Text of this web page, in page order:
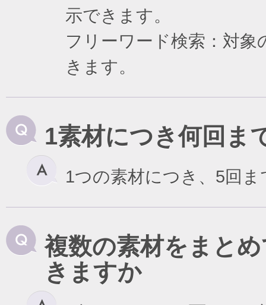
示できます。
フリーワード検索：対
きます。
1素材につき何回ま
1つの素材につき、5回
複数の素材をまと
きますか